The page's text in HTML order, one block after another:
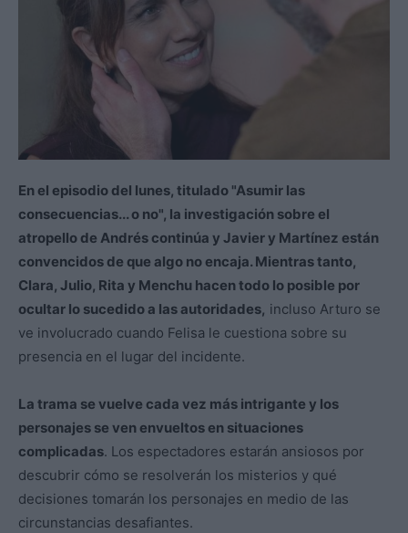
En el episodio del lunes, titulado "Asumir las
consecuencias... o no", la investigación sobre el
atropello de Andrés continúa y Javier y Martínez están
convencidos de que algo no encaja. Mientras tanto,
Clara, Julio, Rita y Menchu ​​hacen todo lo posible por
ocultar lo sucedido a las autoridades, incluso Arturo se
ve involucrado cuando Felisa le cuestiona sobre su
presencia en el lugar del incidente.
La trama se vuelve cada vez más intrigante y los
personajes se ven envueltos en situaciones
complicadas. Los espectadores estarán ansiosos por
descubrir cómo se resolverán los misterios y qué
decisiones tomarán los personajes en medio de las
circunstancias desafiantes.